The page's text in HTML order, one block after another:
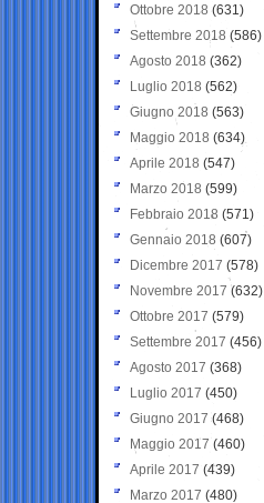
Ottobre 2018 (631)
Settembre 2018 (586)
Agosto 2018 (362)
Luglio 2018 (562)
Giugno 2018 (563)
Maggio 2018 (634)
Aprile 2018 (547)
Marzo 2018 (599)
Febbraio 2018 (571)
Gennaio 2018 (607)
Dicembre 2017 (578)
Novembre 2017 (632)
Ottobre 2017 (579)
Settembre 2017 (456)
Agosto 2017 (368)
Luglio 2017 (450)
Giugno 2017 (468)
Maggio 2017 (460)
Aprile 2017 (439)
Marzo 2017 (480)